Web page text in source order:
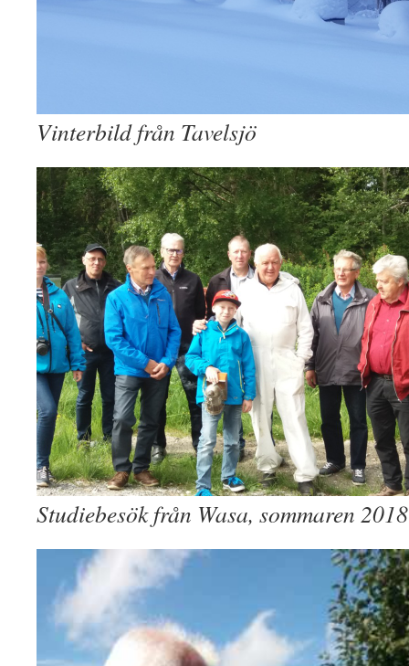
Vinterbild från Tavelsjö
Studiebesök från Wasa, sommaren 2018